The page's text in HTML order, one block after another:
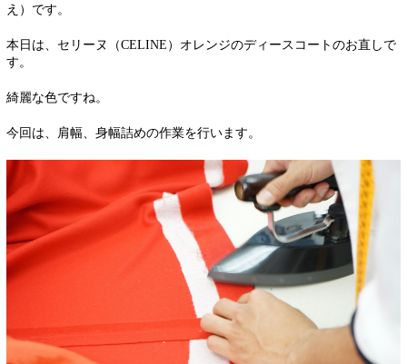
え）です。
本日は、セリーヌ（CELINE）オレンジのディースコートのお直しで
す。
綺麗な色ですね。
今回は、肩幅、身幅詰めの作業を行います。